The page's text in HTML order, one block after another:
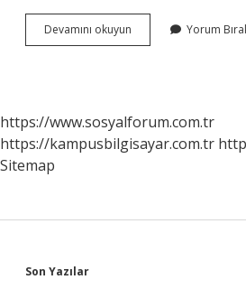
Devamını okuyun
Başlık
Yorum
https://www.sosyalforum.com.tr
https://kampusbilgisayar.com.tr
Sitemap
Son Yazılar